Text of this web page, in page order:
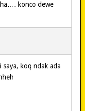
konco dewe
saya, koq ndak ada